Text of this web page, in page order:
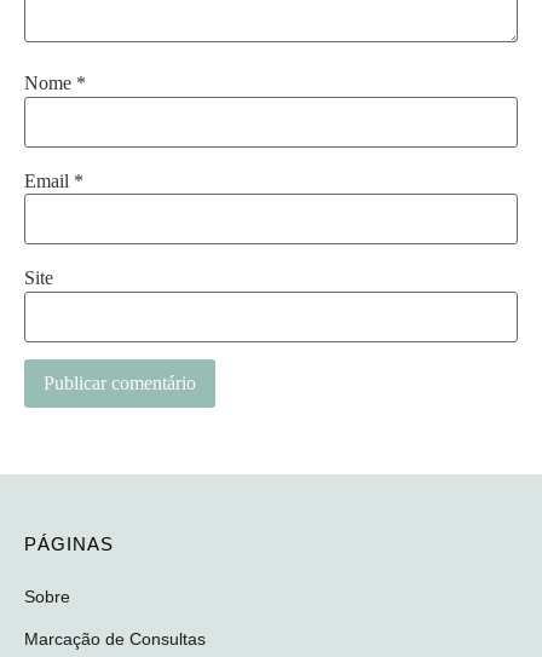
Nome *
Email *
Site
PÁGINAS
Sobre
Marcação de Consultas